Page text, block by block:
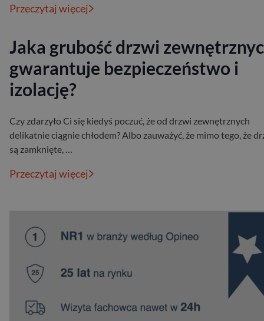
Przeczytaj więcej
Jaka grubość drzwi
gwarantuje bezpieczeństwo i
izolację?
Czy zdarzyło Ci się kiedyś poczuć, że od drzwi zewnętrznych
delikatnie ciągnie chłodem? Albo zauważyć, że mimo tego, że
są zamknięte, …
Przeczytaj więcej